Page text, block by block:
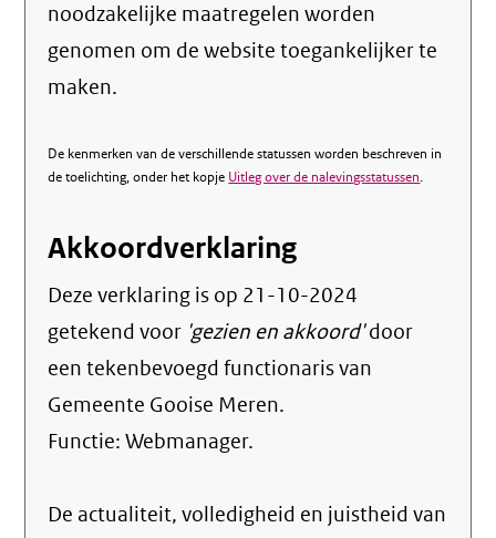
noodzakelijke maatregelen worden
genomen om de website toegankelijker te
maken.
De kenmerken van de verschillende statussen worden beschreven in
de toelichting, onder het kopje Uitleg over de nalevingsstatussen.
Akkoordverklaring
Deze verklaring is op 21-10-2024
getekend voor 'gezien en akkoord'door
een tekenbevoegd functionaris van
Gemeente Gooise Meren.
Functie:Webmanager.
De actualiteit, volledigheid en juistheid van